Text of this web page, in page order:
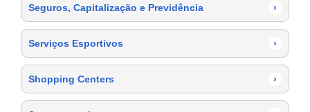
Seguros, Capitalização e Previdência ›
Serviços Esportivos ›
Shopping Centers ›